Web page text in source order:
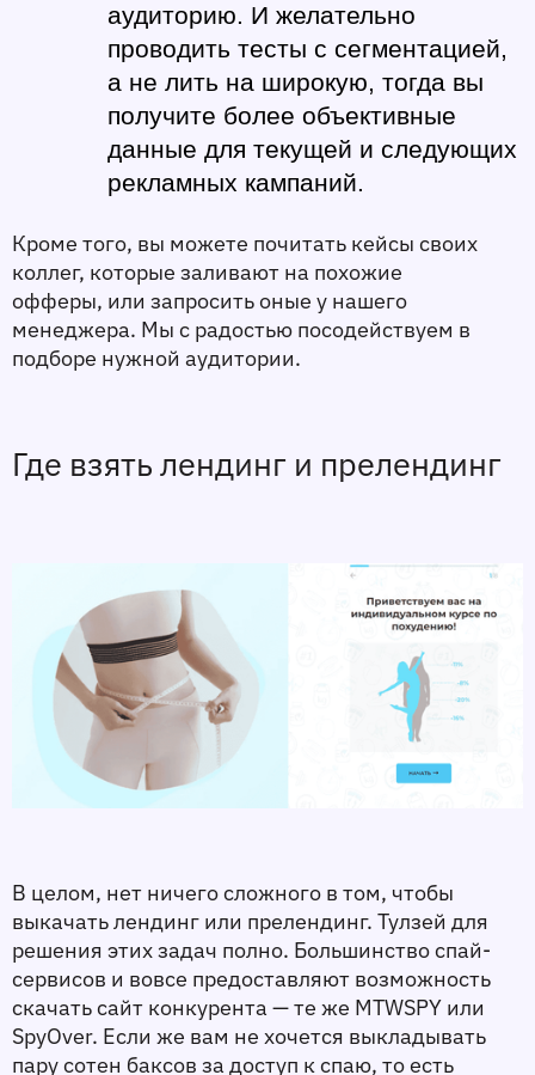
аудиторию. И желательно
проводить тесты с сегментацией,
а не лить на широкую, тогда вы
получите более объективные
данные для текущей и следующих
рекламных кампаний.
Кроме того, вы можете почитать кейсы своих
коллег, которые заливают на похожие
офферы, или запросить оные у нашего
менеджера. Мы с радостью посодействуем в
подборе нужной аудитории.
Где взять лендинг и прелендинг
В целом, нет ничего сложного в том, чтобы
выкачать лендинг или прелендинг. Тулзей для
решения этих задач полно. Большинство спай-
сервисов и вовсе предоставляют возможность
скачать сайт конкурента — те же MTWSPY или
SpyOver. Если же вам не хочется выкладывать
пару сотен баксов за доступ к спаю, то есть